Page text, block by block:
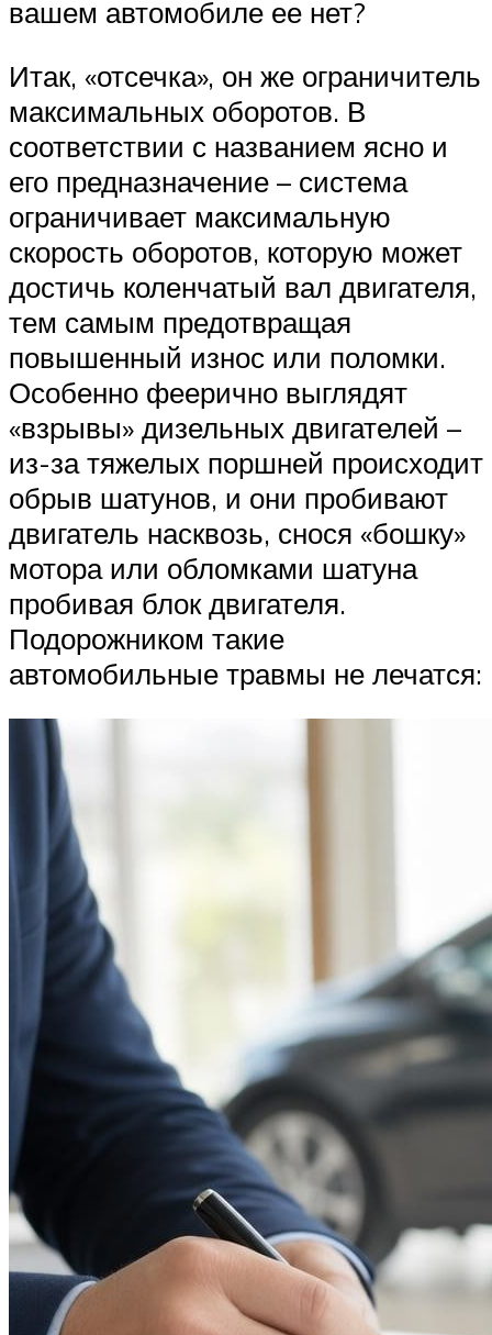
вашем автомобиле ее нет?
Итак, «отсечка», он же ограничитель
максимальных оборотов. В
соответствии с названием ясно и
его предназначение – система
ограничивает максимальную
скорость оборотов, которую может
достичь коленчатый вал двигателя,
тем самым предотвращая
повышенный износ или поломки.
Особенно феерично выглядят
«взрывы» дизельных двигателей –
из-за тяжелых поршней происходит
обрыв шатунов, и они пробивают
двигатель насквозь, снося «бошку»
мотора или обломками шатуна
пробивая блок двигателя.
Подорожником такие
автомобильные травмы не лечатся: